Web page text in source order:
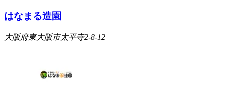
はなまる造園
大阪府東大阪市太平寺2-8-12